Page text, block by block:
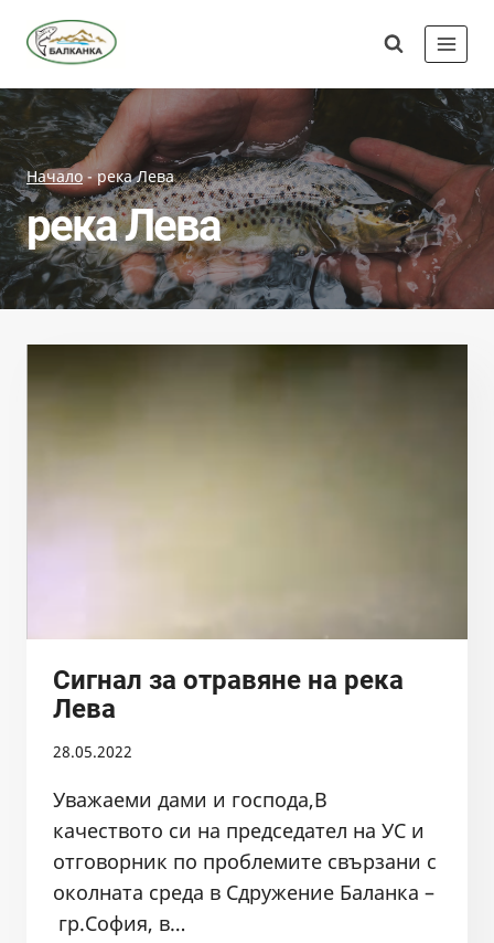
Начало-река Лева
река Лева
Сигнал за отравяне на река
Лева
28.05.2022
Уважаеми дами и господа,В
качеството си на председател на УС и
отговорник по проблемите свързани с
околната среда в Сдружение Баланка –
гр.София, в…